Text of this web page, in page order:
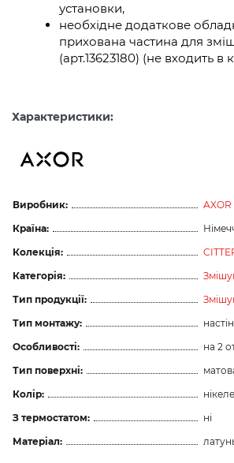
установки,
необхідне додаткове
прихована частина для
(арт.13623180) (не входить в
Характеристики:
Виробник:
AXOR
Країна:
Колекція:
Категорія:
Тип продукції:
Тип монтажу:
Особливості:
на 2
Тип поверхні:
Колір:
З термостатом:
ні
Матеріал: